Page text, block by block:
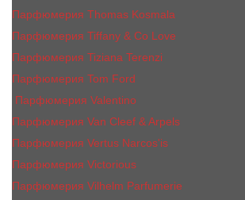
Парфюмерия Thomas Kosmala
Парфюмерия Tiffany & Co Love
Парфюмерия Tiziana Terenzi
Парфюмерия Tom Ford
Парфюмерия Valentino
Парфюмерия Van Cleef & Arpels
Парфюмерия Vertus Narcos'is
Парфюмерия Victorious
Парфюмерия Vilhelm Parfumerie